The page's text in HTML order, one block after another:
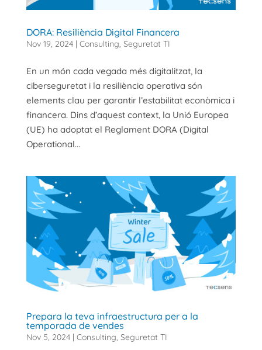
DORA: Resiliència Digital Financera
Nov 19, 2024| Consulting, Seguretat TI
En un món cada vegada més digitalitzat, la
ciberseguretat i la resiliència operativa són
elements clau per garantir l’estabilitat econòmica i
financera. Dins d’aquest context, la Unió Europea
(UE) ha adoptat el Reglament DORA (Digital
Operational...
Prepara la teva infraestructura per a la
temporada de vendes
Nov 5, 2024| Consulting Seguretat TI